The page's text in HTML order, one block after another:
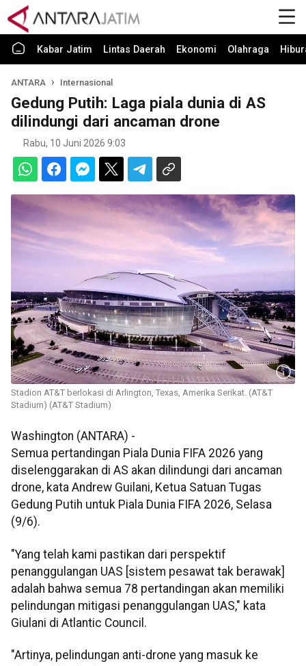
Kabar Jatim Lintas Daerah Ekonomi Olahraga
ANTARA Internasional
Gedung Putih: Laga piala dunia di AS
dilindungi dari ancaman drone
Rabu, 10 Juni 2026 9:03
Stadion AT&T berlokasi di Arlington, Texas, Amerika Serikat. (AT&T
Stadium) (AT&T Stadium)
Washington (ANTARA) -
Semua pertandingan Piala Dunia FIFA 2026 yang
diselenggarakan di AS akan dilindungi dari ancaman
drone, kata Andrew Guilani, Ketua Satuan Tugas
Gedung Putih untuk Piala Dunia FIFA 2026, Selasa
(9/6).
"Yang telah kami pastikan dari perspektif
penanggulangan UAS [sistem pesawat tak berawak]
adalah bahwa semua 78 pertandingan akan memiliki
pelindungan mitigasi penanggulangan UAS," kata
Giulani di Atlantic Council.
"Artinya, pelindungan anti-drone yang masuk ke